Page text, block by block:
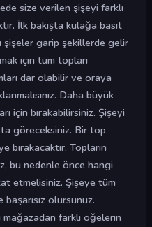
size verilen şişeyi farklı
İlk bakışta kulağa basit
garip şekillerde gelir
için tüm topları
dar olabilir ve oraya
Daha büyük
için bırakabilirsiniz. Şişeyi
göreceksiniz. Bir top
bırakacaktır. Topların
bu nedenle önce hangi
etmelisiniz. Şişeye tüm
başarısız olursunuz.
farklı öğelerin